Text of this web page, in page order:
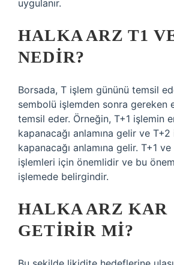
uygulanır.
HALKA ARZ T1
NEDIR?
Borsada, T işlem gününü temsil
sembolü işlemden sonra gereken
temsil eder. Örneğin, T+1 işlemin
kapanacağı anlamına gelir ve
kapanacağı anlamına gelir. T+1
işlemleri için önemlidir ve bu
işlemede belirgindir.
HALKA ARZ KAR
GETIRIR MI?